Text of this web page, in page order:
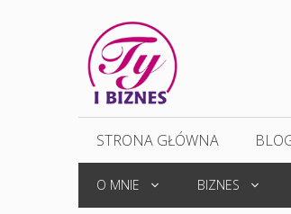
STRONA GŁÓWNA
O MNIE BIZNES